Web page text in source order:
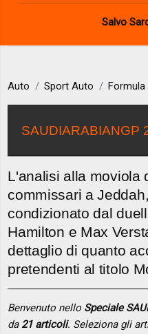
Salvo
Auto Sport Auto Formula
SAUDIARABIANGP
L'analisi alla moviola
commissari a
condizionato dal
Hamilton e Max
dettaglio di quanto
pretendenti al titolo
Benvenuto nello Speciale
da 21 articoli. Seleziona gli